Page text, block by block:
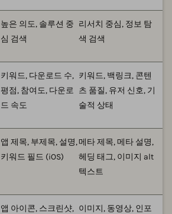
높은 의도, 솔루션 중
심 검색
리서치 중심, 정보 탐
색 검색
키워드, 다운로드 수,
평점, 참여도, 다운로
드 속도
키워드, 백링크, 콘텐
츠 품질, 유저 신호, 기
술적 상태
앱 제목, 부제목, 설명,
키워드 필드 (iOS)
메타 제목, 메타 설명,
헤딩 태그, 이미지 alt
텍스트
앱 아이콘, 스크린샷, 이미지, 동영상, 인포